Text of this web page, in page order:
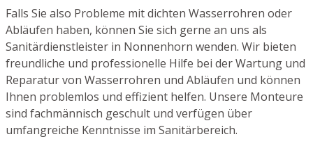
Falls Sie also Probleme mit dichten Wasserrohren oder
Abläufen haben, können Sie sich gerne an uns als
Sanitärdienstleister in Nonnenhorn wenden. Wir bieten
freundliche und professionelle Hilfe bei der Wartung und
Reparatur von Wasserrohren und Abläufen und können
Ihnen problemlos und effizient helfen. Unsere Monteure
sind fachmännisch geschult und verfügen über
umfangreiche Kenntnisse im Sanitärbereich.